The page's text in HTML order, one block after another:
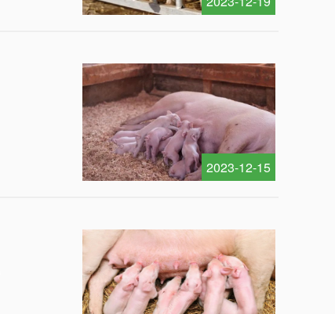
2023-12-15